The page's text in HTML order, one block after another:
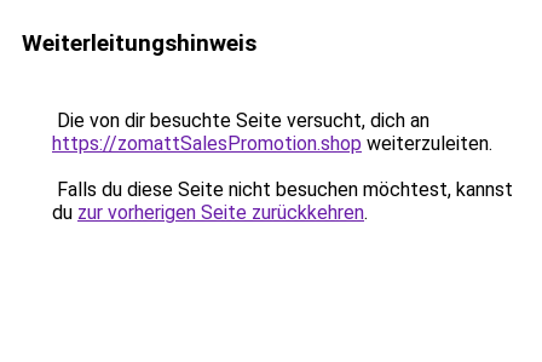
Weiterleitungshinweis
Die von dir besuchte Seite versucht, dich an
https://zomattSalesPromotion.shop weiterzuleiten.
Falls du diese Seite nicht besuchen möchtest, kannst
du zur vorherigen Seite zurückkehren.